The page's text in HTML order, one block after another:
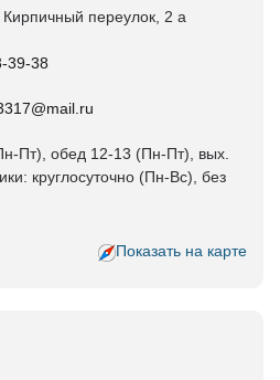
Кирпичный переулок, 2 а
39-38
Пт), обед 12-13 (Пн-Пт), вых.
круглосуточно (Пн-Вс), без
Показать на карте